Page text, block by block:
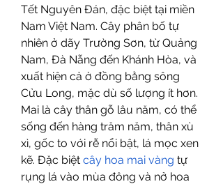
Tết Nguyên Đán, đặc biệt tại miền
Nam Việt Nam. Cây phân bố tự
nhiên ở dãy Trường Sơn, từ Quảng
Nam, Đà Nẵng đến Khánh Hòa, và
xuất hiện cả ở đồng bằng sông
Cửu Long, mặc dù số lượng ít hơn.
Mai là cây thân gỗ lâu năm, có thể
sống đến hàng trăm năm, thân xù
xì, gốc to với rễ nổi bật, lá mọc xen
kẽ. Đặc biệt cây hoa mai vàng tự
rụng lá vào mùa đông và nở hoa